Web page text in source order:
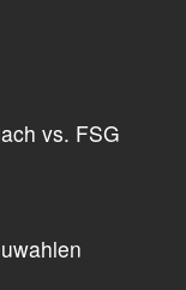
vs. FSG